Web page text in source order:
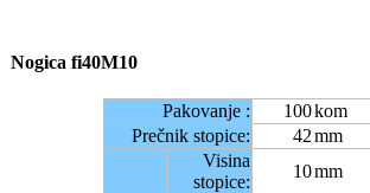
Nogica fi40M10
Pakovanje : 100kom
Prečnik stopice:
42mm
Visina
stopice:
10mm